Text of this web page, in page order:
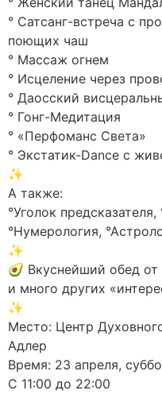
° Сатсанг-встреча с
поющих чаш
° Массаж огнем
° Исцеление через
° Даосский
° Гонг-Медитация
° «Перфоманс Света»
° Экстатик-Dance с
✨
А также:
°Уголок
°Нумерология,
✨
🥑 Вкуснейший обед
и много других
✨
Место: Центр
Адлер
Время: 23 апреля,
С 11:00 до 22:00